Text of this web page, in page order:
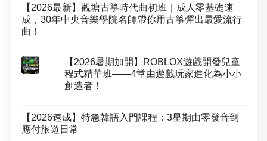
【2026最新】觀塘古箏時代曲初班｜成人零基礎速
成，30年中央音樂學院名師帶你用古箏彈出最愛流行
曲！
【2026暑期加開】ROBLOX遊戲開發兒童
程式精華班——4堂由遊戲玩家進化為小小
創造者！
【2026速成】特急韓語入門課程：3星期由零發音到
應付旅遊日常